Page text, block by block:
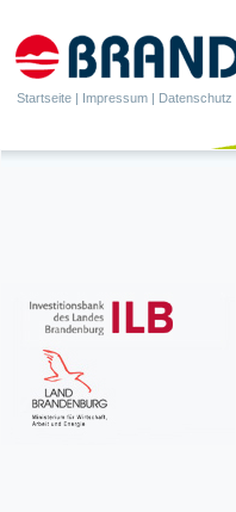
Startseite | Impressum | Datenschutz